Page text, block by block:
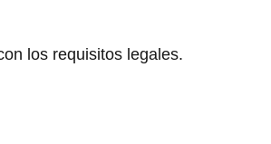
los requisitos legales.